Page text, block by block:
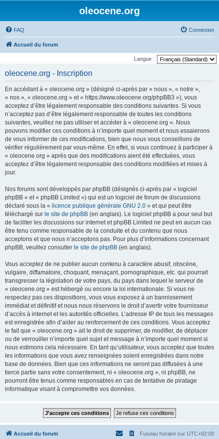
oleocene.org
FAQ Connexion
Accueil du forum
Langue :
oleocene.org - Inscription
En accédant à « oleocene.org » (désigné ci-après par « nous », « notre »,
« nos », « oleocene.org » et « https://www.oleocene.org/phpBB3 »), vous
acceptez d’être légalement responsable des conditions suivantes. Si vous
n’acceptez pas d’être légalement responsable de toutes les conditions
suivantes, veuillez ne pas utiliser et accéder à « oleocene.org ». Nous
pouvons modifier ces conditions à n’importe quel moment et nous essaierons
de vous informer de ces modifications, bien que nous vous conseillons de
vérifier régulièrement par vous-même. En effet, si vous continuez à participer à
« oleocene.org » après que des modifications aient été effectuées, vous
acceptez d’être légalement responsable des conditions modifiées et mises à
jour.
Nos forums sont développés par phpBB (désignés ci-après par « logiciel
phpBB » et « phpBB Limited ») qui est un logiciel de forum de discussions
déclaré sous la « licence publique générale GNU 2.0 » et qui peut être
téléchargé sur le site de phpBB (en anglais). Le logiciel phpBB a pour seul but
de faciliter les discussions sur internet et phpBB Limited ne peut en aucun cas
être tenu comme responsable de la conduite et du contenu que nous
acceptons et que nous n’acceptons pas. Pour plus d’informations concernant
phpBB, veuillez consulter le site de phpBB (en anglais).
Vous acceptez de ne publier aucun contenu à caractère abusif, obscène,
vulgaire, diffamatoire, choquant, menaçant, pornographique, etc. qui pourrait
transgresser la législation de votre pays, du pays dans lequel le serveur de
« oleocene.org » est hébergé ou encore la loi internationale. Si vous ne
respectez pas ces dispositions, vous vous exposez à un bannissement
immédiat et définitif et nous nous réservons le droit d’avertir votre fournisseur
d’accès à internet et les autorités officielles. L’adresse IP de tous les messages
est enregistrée afin d’aider au renforcement de ces conditions. Vous acceptez
le fait que « oleocene.org » ait le droit de supprimer, de modifier, de déplacer
ou de verrouiller n’importe quel sujet et message à n’importe quel moment si
nous estimons cela nécessaire. En tant qu’utilisateur, vous acceptez que toutes
les informations que vous avez renseignées soient enregistrées dans notre
base de données. Bien que ces informations ne seront pas diffusées à une
tierce partie sans votre consentement, ni « oleocene.org », ni phpBB, ne
pourront être tenus comme responsables en cas de tentative de piratage
informatique visant à compromettre vos données.
Accueil du forum Fuseau horaire sur UTC+02:00